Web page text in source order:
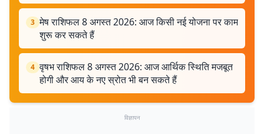
3 मेष राशिफल 8 अगस्त 2026: आज किसी नई योजना पर काम
शुरू कर सकते हैं
4 वृषभ राशिफल 8 अगस्त 2026: आज आर्थिक स्थिति मजबूत
होगी और आय के नए स्रोत भी बन सकते हैं
विज्ञापन